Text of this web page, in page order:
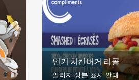
인기 치킨버거 리콜
알러지 성분 표시 안돼